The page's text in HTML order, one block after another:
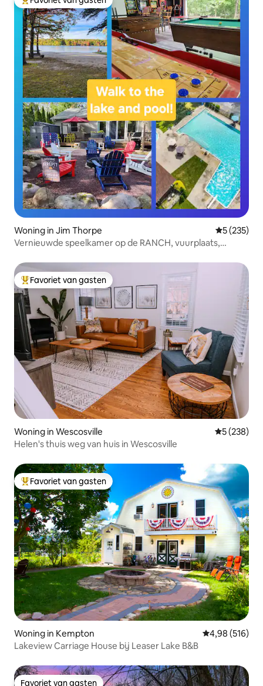
Topfavoriet van gasten
Woning in Jim Thorpe
5 (235)
Vernieuwde speelkamer op de RANCH, vuurplaats,
Topfavoriet van gasten
Favoriet van gasten
Woning in Wescosville
5 (238)
Helen's thuis weg van huis in Wescosville
Topfavoriet van gasten
Favoriet van gasten
Woning in Kempton Gemiddelde
4,98 (516)
Lakeview Carriage House bij Leaser Lake B&B
Favoriet van gasten